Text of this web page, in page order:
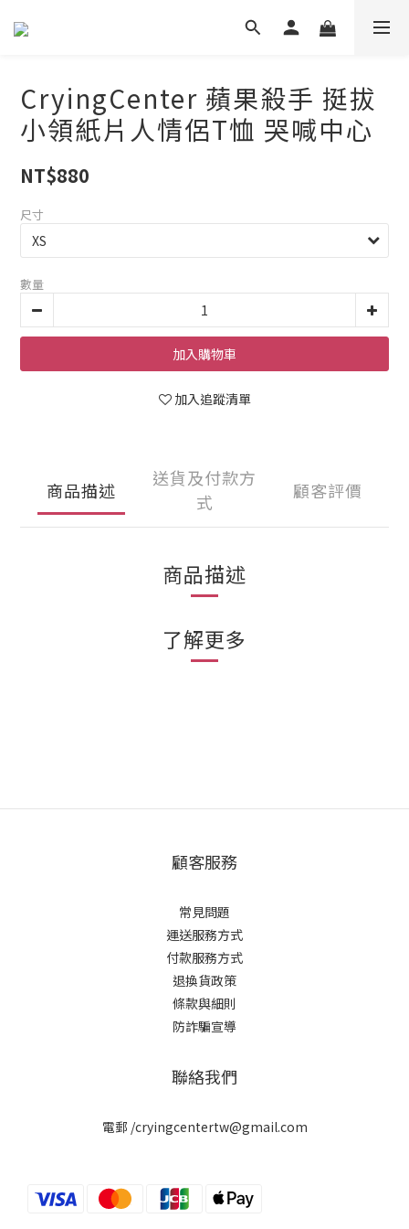
CryingCenter 蘋果殺手 挺拔
小領紙片人情侶T恤 哭喊中心
NT$880
尺寸
數量
加入購物車
加入追蹤清單
商品描述
送貨及付款方
式
顧客評價
商品描述
了解更多
顧客服務
常見問題
運送服務方式
付款服務方式
退換貨政策
條款與細則
防詐騙宣導
聯絡我們
電郵 /cryingcentertw@gmail.com